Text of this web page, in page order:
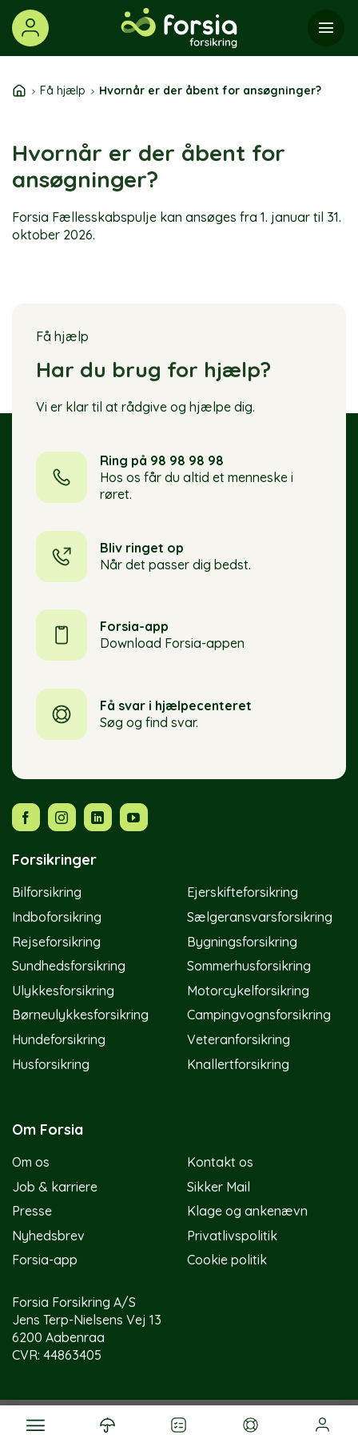
Skip
content
Få hjælp Hvornår er der åbent for ansøgninger?
Hvornår er der åbent for
ansøgninger?
Forsia Fællesskabspulje kan ansøges fra 1. januar til 31.
oktober 2026.
Få hjælp
Har du brug for hjælp?
Vi er klar til at rådgive og hjælpe dig.
Ring på 98 98 98 98
Hos os får du altid et menneske i
røret.
Bliv ringet op
Når det passer dig bedst.
Forsia-app
Download Forsia-appen
Få svar i hjælpecenteret
Søg og find svar.
Forsikringer
Bilforsikring
Indboforsikring
Rejseforsikring
Sundhedsforsikring
Ulykkesforsikring
Børneulykkesforsikring
Hundeforsikring
Husforsikring
Ejerskifteforsikring
Sælgeransvarsforsikring
Bygningsforsikring
Sommerhusforsikring
Motorcykelforsikring
Campingvognsforsikring
Veteranforsikring
Knallertforsikring
Om Forsia
Om os
Job & karriere
Presse
Nyhedsbrev
Forsia-app
Kontakt os
Sikker Mail
Klage og ankenævn
Privatlivspolitik
Cookie politik
Forsia Forsikring A/S
Jens Terp-Nielsens Vej 13
6200 Aabenraa
CVR: 44863405